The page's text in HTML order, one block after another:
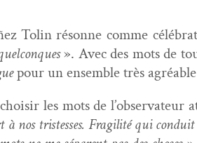
Tolin résonne comme
». Avec des mots de
pour un ensem­ble très
les mots de
nos trist­esses. Fragilité qui con­duit